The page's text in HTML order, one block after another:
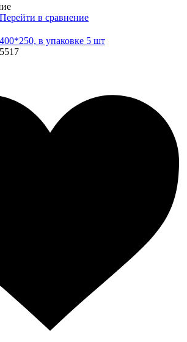
Перейти в сравнение
в упаковке 5 шт